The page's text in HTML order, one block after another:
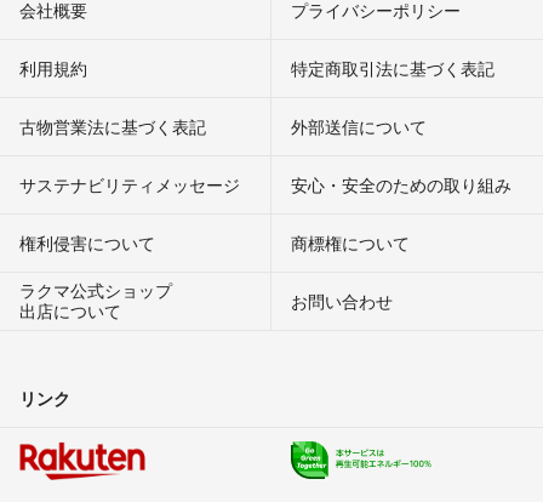
会社概要 プライバシーポリシー
利用規約 特定商取引法に基づく表記
古物営業法に基づく表記 外部送信について
サステナビリティメッセージ 安心・安全のための取り組み
権利侵害について
商標権について
ラクマ公式ショップ
出店について
お問い合わせ
リンク